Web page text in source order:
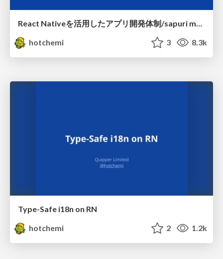
React Nativeを活用したアプリ開発体制/sapuri meetup
hotchemi
3 8.3k
Type-Safe i18n on RN
hotchemi
2 1.2k